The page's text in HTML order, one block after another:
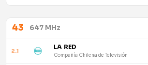
43 647 MHz
2.1 LA RED
Compañía Chilena de Televisión